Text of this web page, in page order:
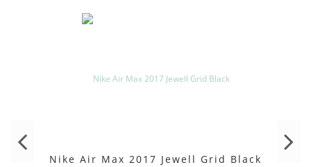
Nike Air Max 2017 Jewell Grid Black